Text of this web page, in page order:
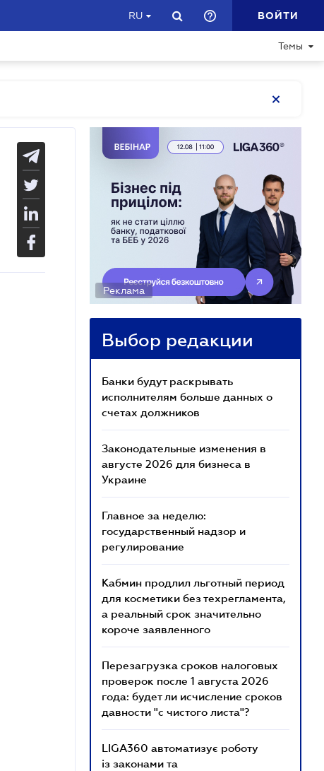
RU ВОЙТИ
Темы
Реклама
Выбор редакции
Банки будут раскрывать
исполнителям больше данных о
счетах должников
Законодательные изменения в
августе 2026 для бизнеса в
Украине
Главное за неделю:
государственный надзор и
регулирование
Кабмин продлил льготный период
для косметики без техрегламента,
а реальный срок значительно
короче заявленного
Перезагрузка сроков налоговых
проверок после 1 августа 2026
года: будет ли исчисление сроков
давности "с чистого листа"?
LIGA360 автоматизує роботу
із законами та